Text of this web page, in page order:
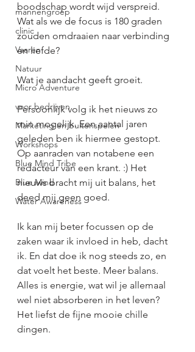
mannengroep
clinic
Vaaren
Natuur
Micro Adventure
voor bedrijven
Marketing en buitenspelen
Workshops
Blue Mind Tribe
Blue Mind
Water Awareness
boodschap wordt wijd verspreid.
Wat als we de focus is 180 graden
zouden omdraaien naar verbinding
en liefde?
Wat je aandacht geeft groeit.
Persoonlijk volg ik het nieuws zo
min mogelijk. Een aantal jaren
geleden ben ik hiermee gestopt.
Op aanraden van notabene een
redacteur van een krant. :) Het
nieuws bracht mij uit balans, het
deed mij geen goed.
Ik kan mij beter focussen op de
zaken waar ik invloed in heb, dacht
ik. En dat doe ik nog steeds zo, en
dat voelt het beste. Meer balans.
Alles is energie, wat wil je allemaal
wel niet absorberen in het leven?
Het liefst de fijne mooie chille
dingen.